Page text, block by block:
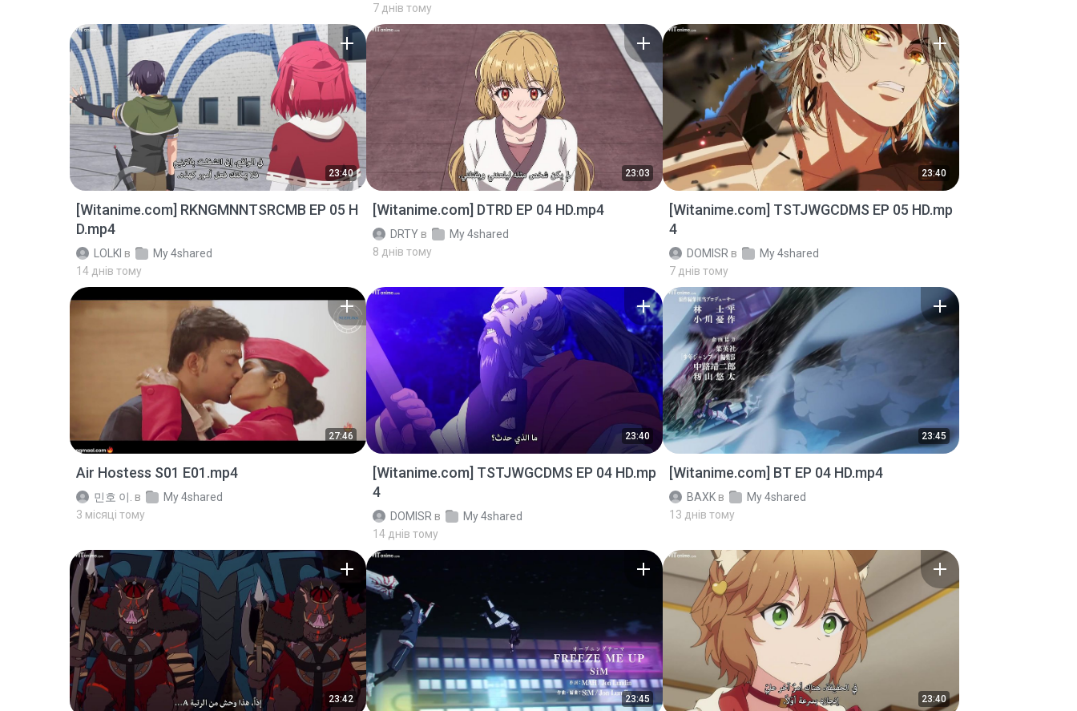
7 днів тому
23:40
[Witanime.com] RKNGMNNTSRCMB EP 05 H
D.mp4
LOLKI в
My 4shared
14 днів тому
23:03
[Witanime.com] DTRD EP 04 HD.mp4
DRTY в
My 4shared
8 днів тому
23:40
[Witanime.com] TSTJWGCDMS EP 05 HD.mp
4
DOMISR в
My 4shared
7 днів тому
27:46
Air Hostess S01 E01.mp4
민호 이. в
My 4shared
3 місяці тому
23:40
[Witanime.com] TSTJWGCDMS EP 04 HD.mp
4
DOMISR в
My 4shared
14 днів тому
23:45
[Witanime.com] BT EP 04 HD.mp4
BAXK в
My 4shared
13 днів тому
23:42 23:45 23:40